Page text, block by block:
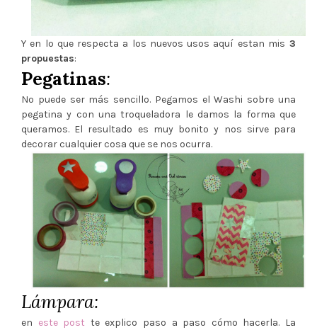
Y en lo que respecta a los nuevos usos aquí estan mis 3
propuestas:
Pegatinas:
No puede ser más sencillo. Pegamos el Washi sobre una
pegatina y con una troqueladora le damos la forma que
queramos. El resultado es muy bonito y nos sirve para
decorar cualquier cosa que se nos ocurra.
Lámpara:
en este post te explico paso a paso cómo hacerla. La